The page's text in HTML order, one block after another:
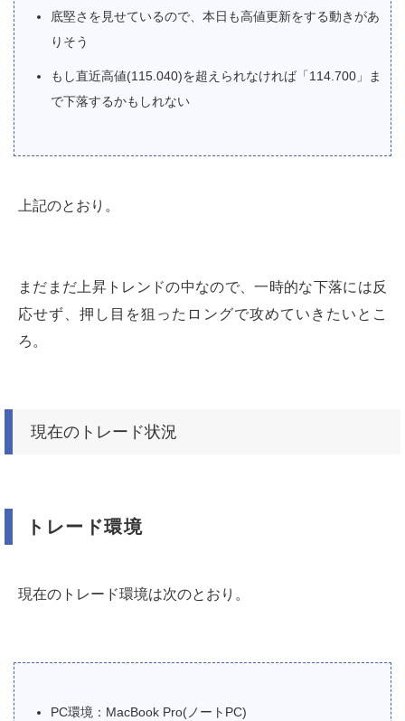
底堅さを見せているので、本日も高値更新をする動きがあ
りそう
もし直近高値(115.040)を超えられなければ「114.700」ま
で下落するかもしれない
上記のとおり。
まだまだ上昇トレンドの中なので、一時的な下落には反
応せず、押し目を狙ったロングで攻めていきたいとこ
ろ。
現在のトレード状況
トレード環境
現在のトレード環境は次のとおり。
PC環境：MacBook Pro(ノートPC)